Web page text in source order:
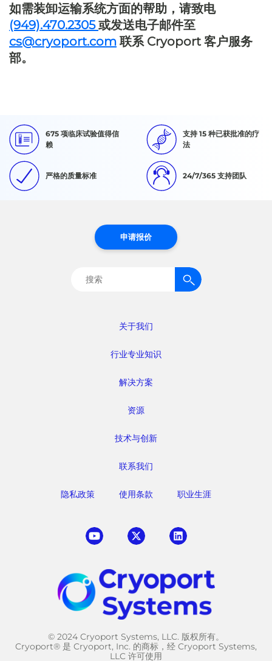
如需装卸运输系统方面的帮助，请致电
(949).470.2305或发送电子邮件至
cs@cryoport.com 联系 Cryoport 客户服务
部。
675 项临床试验值得信
赖
支持 15 种已获批准的疗
法
严格的质量标准 24/7/365 支持团队
关于我们
行业专业知识
解决方案
资源
技术与创新
联系我们
隐私政策 使用条款 职业生涯
申请报价
搜
© 2024 Cryoport Systems, LLC. 版权所有。
Cryoport® 是 Cryoport, Inc. 的商标，经 Cryoport Systems,
LLC 许可使用